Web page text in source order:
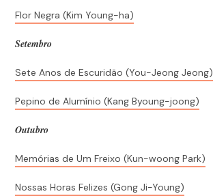
Flor Negra (Kim Young-ha)
Setembro
Sete Anos de Escuridão (You-Jeong Jeong)
Pepino de Alumínio (Kang Byoung-joong)
Outubro
Memórias de Um Freixo (Kun-woong Park)
Nossas Horas Felizes (Gong Ji-Young)